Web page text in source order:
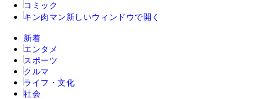
コミック
キン肉マン 新しいウィンドウで開く
新着
エンタメ
スポーツ
クルマ
ライフ・文化
社会